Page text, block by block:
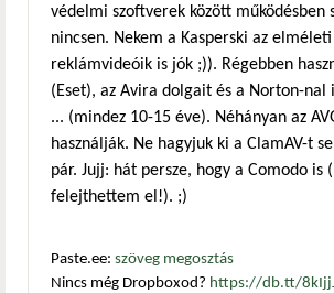
védelmi szoftverek között működésben
nincsen. Nekem a Kasperski az
reklámvideóik is jók ;)). Régebben
(Eset), az Avira dolgait és a Norton-nal
... (mindez 10-15 éve). Néhányan az
használják. Ne hagyjuk ki a ClamAV-t
pár. Jujj: hát persze, hogy a Comodo is
felejthettem el!). ;)
Paste.ee: szöveg megosztás
Nincs még Dropboxod? https://db.tt/